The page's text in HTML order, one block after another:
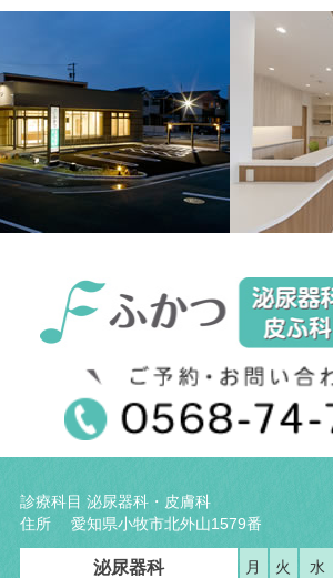
イ
診療科目 泌尿器科・皮膚科
住所 愛知県小牧市北外山1579番
泌尿器科 月 火 水